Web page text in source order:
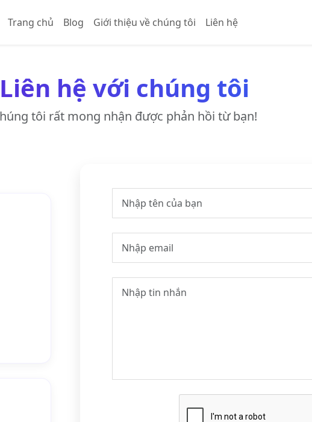
Trang chủ Blog Giới thiệu về chúng tôi Liên hệ
Liên hệ với chúng tôi
tôi rất mong nhận được phản hồi từ bạn!